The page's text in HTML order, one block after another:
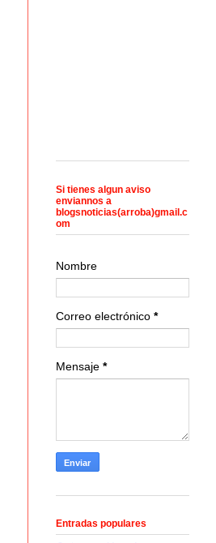
Si tienes algun aviso
enviannos a
blogsnoticias(arroba)gmail.c
om
Nombre
Correo electrónico *
Mensaje *
Entradas populares